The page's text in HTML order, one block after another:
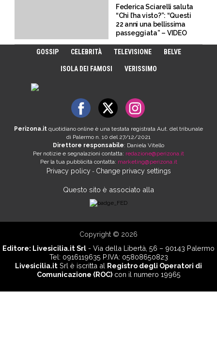
Federica Sciarelli saluta
“Chi l’ha visto?”: “Questi
22 anni una bellissima
passeggiata” – VIDEO
GOSSIP CELEBRITÀ TELEVISIONE BELVE
ISOLA DEI FAMOSI VERISSIMO
Perizona.it quotidiano online è una testata registrata Aut. del tribunale
di Palermo n. 10 del 27/12/2021
Direttore responsabile: Daniela Vitello
Per notizie e segnalazioni contatta: redazione@perizona.it
Per la tua pubblicità contatta: marketing@perizona.it
Privacy policy- Change privacy settings
Questo sito è associato alla
Copyright © 2026
Editore: Livesicilia.it Srl - Via della Libertà, 56 – 90143 Palermo
Tel: 0916119635 P.IVA: 05808650823
Livesicilia.it Srl è iscritta al Registro degli Operatori di
Comunicazione (ROC)con il numero 19965